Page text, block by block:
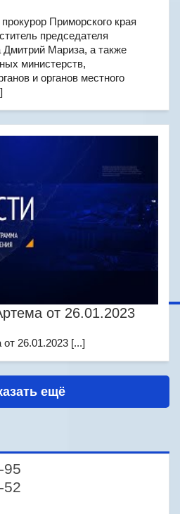
Приморского края
председателя
Дмитрий Мариза, а также
министерств,
и органов местного
от 26.01.2023
26.01.2023 [...]
ещё
95
52